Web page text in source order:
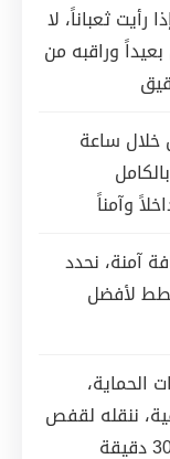
رأيت ثعباناً، لا
وراقبه من
خلال ساعة
وآمناً
آمنة، نحدد
لأفضل
الحماية،
ننقله لقفص